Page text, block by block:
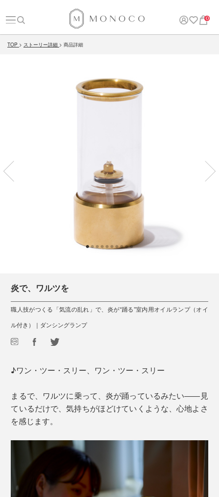
0
TOP ストーリー詳細 商品詳細
炎で、ワルツを
職人技がつくる「気流の乱れ」で、炎が“踊る”室内用オイルランプ（オイ
ル付き）｜ダンシングランプ
♪ワン・ツー・スリー、ワン・ツー・スリー
まるで、ワルツに乗って、炎が踊っているみたい――見
ているだけで、気持ちがほどけていくような、心地よさ
を感じます。